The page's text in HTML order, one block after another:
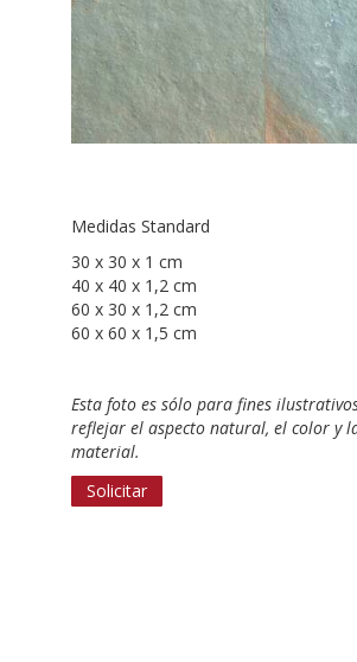
Medidas Standard
30 x 30 x 1 cm
40 x 40 x 1,2 cm
60 x 30 x 1,2 cm
60 x 60 x 1,5 cm
Esta foto es sólo para fines
reflejar el aspecto natural, el color y
material.
Solicitar